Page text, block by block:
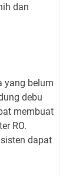
dan
yang belum
debu
membuat
RO.
dapat